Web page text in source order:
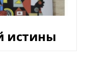
истины